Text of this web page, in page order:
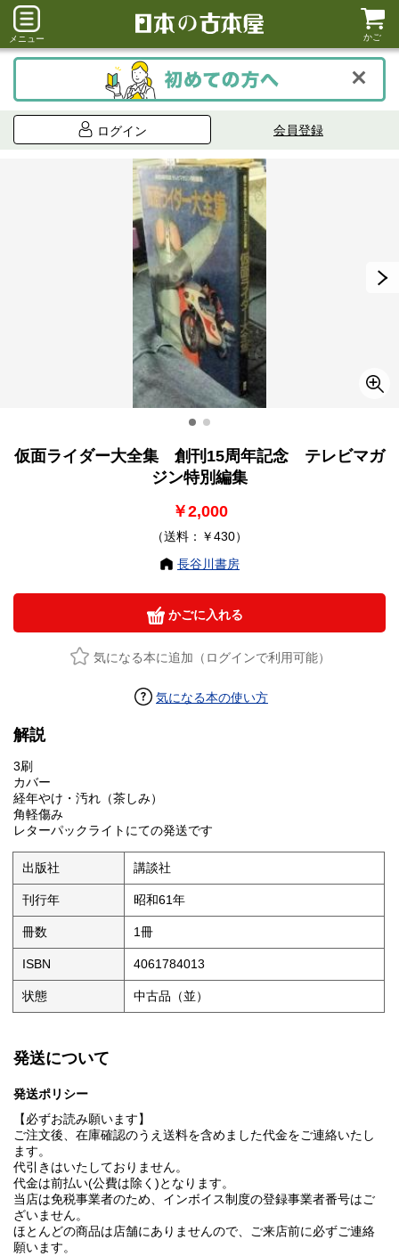
メニュー かご
ログイン 会員登録
仮面ライダー大全集 創刊15周年記念 テレビマガ
ジン特別編集
￥2,000
（送料：￥430）
長谷川書房
かごに入れる
気になる本に追加（ログインで利用可能）
気になる本の使い方
解説
3刷
カバー
経年やけ・汚れ（茶しみ）
角軽傷み
レターパックライトにての発送です
出版社 講談社
刊行年 昭和61年
冊数 1冊
ISBN 4061784013
状態 中古品（並）
発送について
発送ポリシー
【必ずお読み願います】
ご注文後、在庫確認のうえ送料を含めました代金をご連絡いたし
ます。
代引きはいたしておりません。
代金は前払い(公費は除く)となります。
当店は免税事業者のため、インボイス制度の登録事業者番号はご
ざいません。
ほとんどの商品は店舗にありませんので、ご来店前に必ずご連絡
願います。